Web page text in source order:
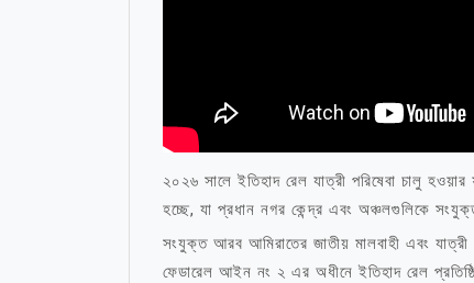
২০২৬ সালে ইতিহাদ রেল যাত্রী পরিষেবা চালু
হচ্ছে, যা প্রধান নগর কেন্দ্র এবং অঞ্চলগুলিকে
সংযুক্ত আরব আমিরাতের জাতীয় মালবাহী এবং যাত্রী
ফেডারেল আইন নং ২ এর অধীনে ইতিহাদ রেল